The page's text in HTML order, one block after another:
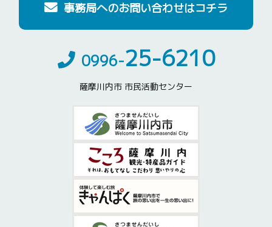
事務局へのお問い合わせはコチラ
0996-25-6210
薩摩川内市 市民活動センター